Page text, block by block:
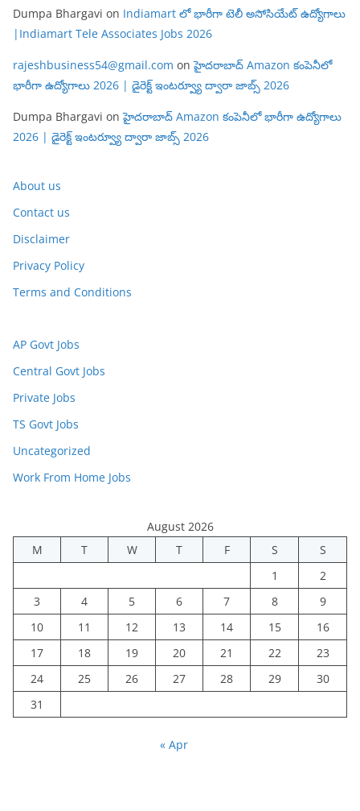
Dumpa Bhargavi on Indiamart లో భారీగా టెలీ అసోసియేట్ ఉద్యోగాలు
|Indiamart Tele Associates Jobs 2026
rajeshbusiness54@gmail.com onహైదరాబాద్ Amazon కంపెనీలో
భారీగా ఉద్యోగాలు 2026 | డైరెక్ట్ ఇంటర్వ్యూ ద్వారా జాబ్స్ 2026
Dumpa Bhargavi onహైదరాబాద్ Amazon కంపెనీలో భారీగా ఉద్యోగాలు
2026 | డైరెక్ట్ ఇంటర్వ్యూ ద్వారా జాబ్స్ 2026
About us
Contact us
Disclaimer
Privacy Policy
Terms and Conditions
AP Govt Jobs
Central Govt Jobs
Private Jobs
TS Govt Jobs
Uncategorized
Work From Home Jobs
August 2026
M
T W T F S
S
1
2
3
4 5 6 7 8
9
10
11 12 13 14 15
16
17
18 19 20 21 22
23
24
25 26 27 28 29
30
31
« Apr